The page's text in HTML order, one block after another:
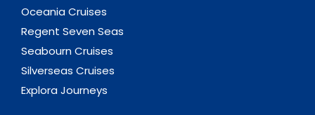
Oceania Cruises
Regent Seven Seas
Seabourn Cruises
Silverseas Cruises
Explora Journeys